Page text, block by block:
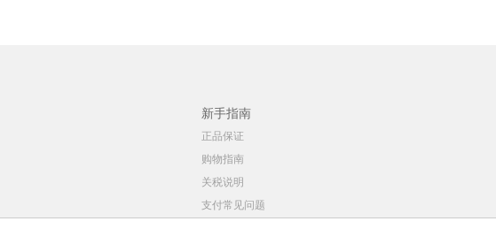
新手指南
正品保证
购物指南
关税说明
支付常见问题